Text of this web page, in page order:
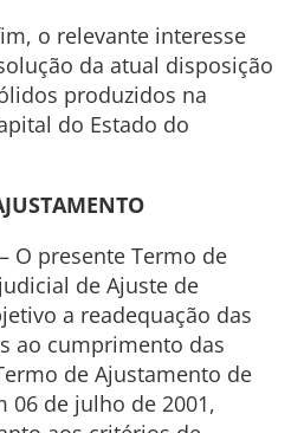
o relevante interesse
da atual disposição
produzidos na
do Estado do
– O presente Termo de
de Ajuste de
a readequação das
ao cumprimento das
de Ajustamento de
06 de julho de 2001,